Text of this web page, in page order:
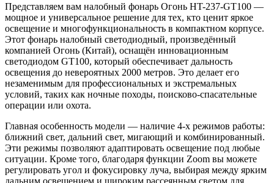
Представляем вам налобный фонарь Огонь HT-237-GT100 —
мощное и универсальное решение для тех, кто ценит яркое
освещение и многофункциональность в компактном корпусе.
Этот фонарь налобный светодиодный, произведённый
компанией Огонь (Китай), оснащён инновационным
светодиодом GT100, который обеспечивает дальность
освещения до невероятных 2000 метров. Это делает его
незаменимым для профессиональных и экстремальных
условий, таких как ночные походы, поисково-спасательные
операции или охота.
Главная особенность модели — наличие 4-х режимов работы:
ближний свет, дальний свет, мигающий и комбинированный.
Эти режимы позволяют адаптировать освещение под любые
ситуации. Кроме того, благодаря функции Zoom вы можете
регулировать угол и фокусировку луча, выбирая между ярким
дальним освещением и широким рассеянным светом для